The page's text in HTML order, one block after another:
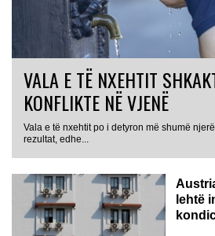
VALA E TË NXEHTIT
KONFLIKTE NË VJENË
Vala e të nxehtit po i detyron më shumë
rezultat, edhe...
lehtë